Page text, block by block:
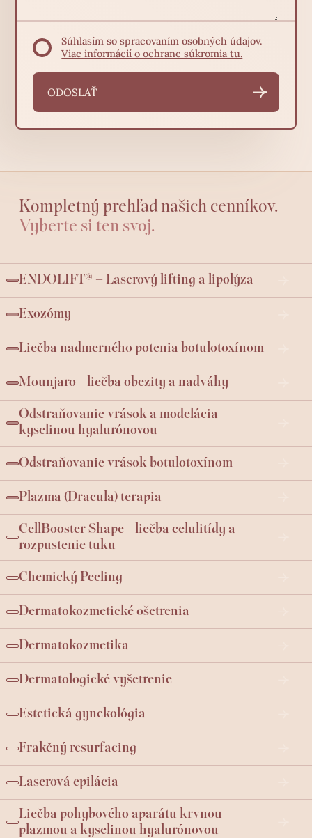
Súhlasím so spracovaním osobných údajov.
Viac informácií o ochrane súkromia tu.
Kompletný prehľad našich cenníkov.
Vyberte si ten svoj.
ENDOLIFT® – Laserový lifting a lipolýza
Exozómy
Liečba nadmerného potenia botulotoxínom
Mounjaro - liečba obezity a nadváhy
Odstraňovanie vrások a modelácia
kyselinou hyalurónovou
Odstraňovanie vrások botulotoxínom
Plazma (Dracula) terapia
CellBooster Shape - liečba celulitídy a
rozpustenie tuku
Chemický Peeling
Dermatokozmetické ošetrenia
Dermatokozmetika
Dermatologické vyšetrenie
Estetická gynekológia
Frakčný resurfacing
Laserová epilácia
Liečba pohybového aparátu krvnou
plazmou a kyselinou hyalurónovou